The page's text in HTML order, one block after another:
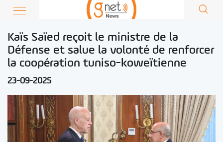
Kaïs Saïed reçoit le ministre de la
Défense et salue la volonté de renforcer
la coopération tuniso-koweïtienne
23-09-2025